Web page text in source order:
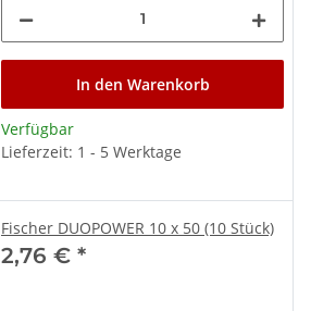
In den Warenkorb
Verfügbar
Lieferzeit: 1 - 5 Werktage
Fischer DUOPOWER 10 x 50 (10 Stück)
2,76 € *